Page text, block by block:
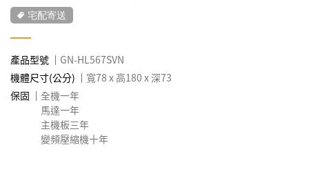
宅配寄送
產品型號
GN-HL567SVN
機體尺寸(公分)
寬78 x 高180 x 深73
保固
全機一年
馬達一年
主機板三年
變頻壓縮機十年